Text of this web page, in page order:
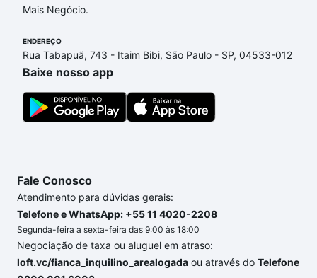
Mais Negócio.
ENDEREÇO
Rua Tabapuã, 743 - Itaim Bibi, São Paulo - SP, 04533-012
Baixe nosso app
Fale Conosco
Atendimento para dúvidas gerais:
Telefone e WhatsApp: +55 11 4020-2208
Segunda-feira a sexta-feira das 9:00 às 18:00
Negociação de taxa ou aluguel em atraso:
loft.vc/fianca_inquilino_arealogada ou através do Telefone